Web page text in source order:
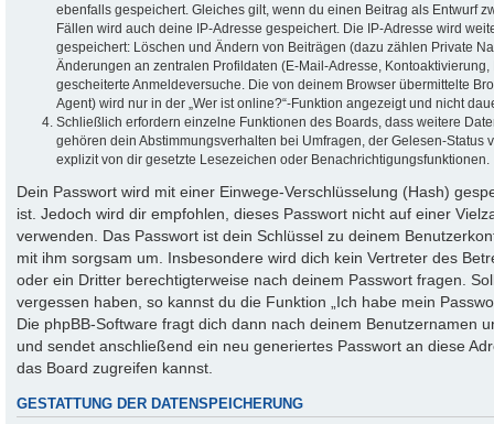
ebenfalls gespeichert. Gleiches gilt, wenn du einen Beitrag als Entwurf
Fällen wird auch deine IP-Adresse gespeichert. Die IP-Adresse wird
gespeichert: Löschen und Ändern von Beiträgen (dazu zählen Private
Änderungen an zentralen Profildaten (E-Mail-Adresse,
gescheiterte Anmeldeversuche. Die von deinem Browser übermittelte
Agent) wird nur in der „Wer ist online?“-Funktion angezeigt und nicht
Schließlich erfordern einzelne Funktionen des Boards, dass weitere
gehören dein Abstimmungsverhalten bei Umfragen, der Gelesen-Status
explizit von dir gesetzte Lesezeichen oder Benachrichtigungsfunktionen.
Dein Passwort wird mit einer Einwege-Verschlüsselung (Hash)
ist. Jedoch wird dir empfohlen, dieses Passwort nicht auf einer
verwenden. Das Passwort ist dein Schlüssel zu deinem
mit ihm sorgsam um. Insbesondere wird dich kein Vertreter des
oder ein Dritter berechtigterweise nach deinem Passwort fragen.
vergessen haben, so kannst du die Funktion „Ich habe mein
Die phpBB-Software fragt dich dann nach deinem Benutzernamen
und sendet anschließend ein neu generiertes Passwort an diese
das Board zugreifen kannst.
GESTATTUNG DER DATENSPEICHERUNG